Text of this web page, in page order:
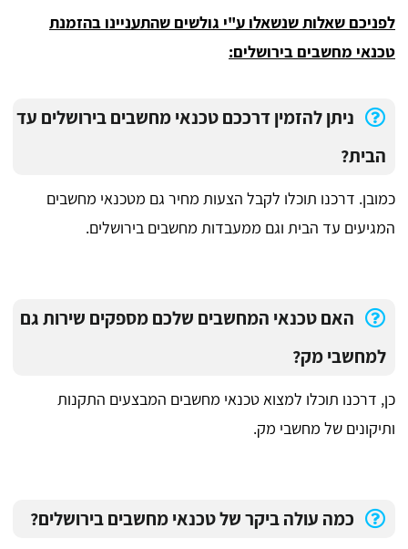
לפניכם שאלות שנשאלו ע"י גולשים שהתעניינו בהזמנת
טכנאי מחשבים בירושלים:
ניתן להזמין דרככם טכנאי מחשבים בירושלים עד
הבית?
כמובן. דרכנו תוכלו לקבל הצעות מחיר גם מטכנאי מחשבים
המגיעים עד הבית וגם ממעבדות מחשבים בירושלים.
האם טכנאי המחשבים שלכם מספקים שירות גם
למחשבי מק?
כן, דרכנו תוכלו למצוא טכנאי מחשבים המבצעים התקנות
ותיקונים של מחשבי מק.
כמה עולה ביקר של טכנאי מחשבים בירושלים?